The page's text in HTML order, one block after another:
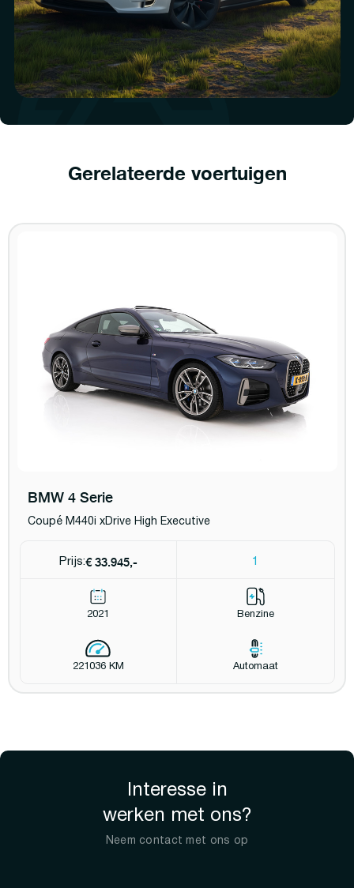
Gerelateerde voertuigen
BMW 4 Serie
Coupé M440i xDrive High Executive
Prijs:€ 33.945,- 1
2021 Benzine
221036 KM Automaat
Interesse in
werken met ons?
Neem contact met ons op